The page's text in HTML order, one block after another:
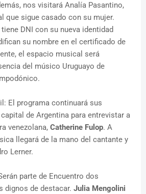
nos visitará Analía Pasantino,
que sigue casado con su mujer.
DNI con su nueva identidad
su nombre en el certificado de
el espacio musical será
del músico Uruguayo de
El programa continuará sus
de Argentina para entrevistar a
venezolana, Catherine Fulop. A
llegará de la mano del cantante y
Lerner.
parte de Encuentro dos
dignos de destacar. Julia Mengolini